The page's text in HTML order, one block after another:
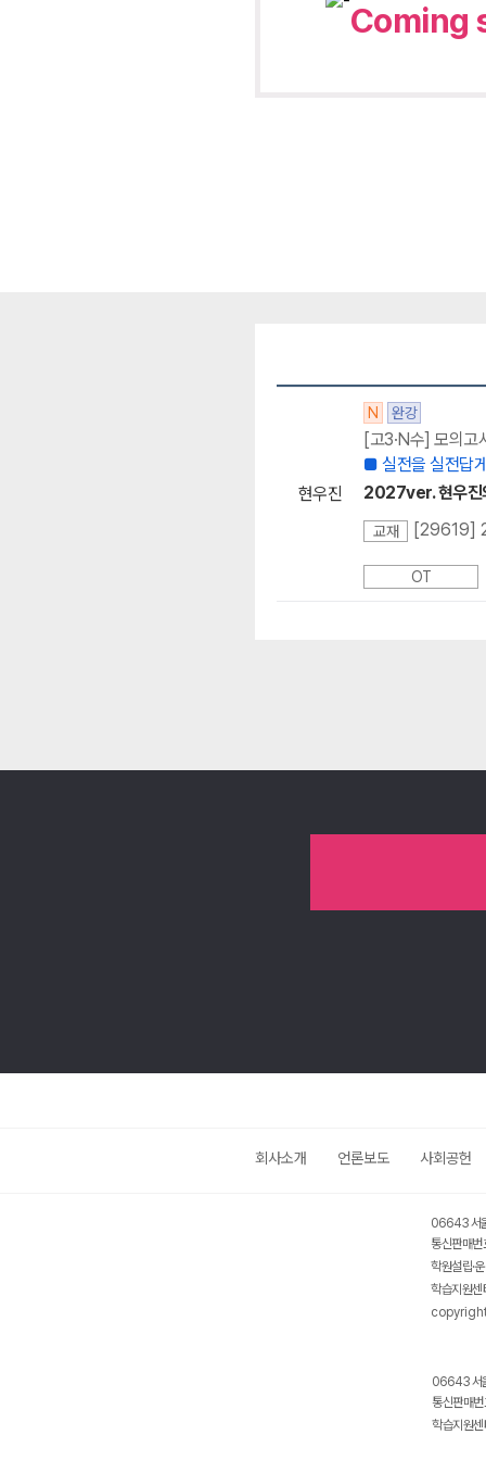
Coming
현우진
N 완강
[고3·N수] 모의
■ 실전을 실전답
2027ver. 현우진
교재 [29619]
OT
회사소개 언론보도 사회공헌
06643 서
통신판매
학원설립·
학습지원
06643 서
통신판매
학습지원